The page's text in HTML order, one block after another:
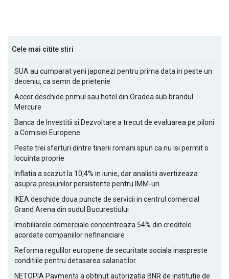
Cele mai citite stiri
SUA au cumparat yeni japonezi pentru prima data in peste un
deceniu, ca semn de prietenie
Accor deschide primul sau hotel din Oradea sub brandul
Mercure
Banca de Investitii si Dezvoltare a trecut de evaluarea pe piloni
a Comisiei Europene
Peste trei sferturi dintre tinerii romani spun ca nu isi permit o
locuinta proprie
Inflatia a scazut la 10,4% in iunie, dar analistii avertizeaza
asupra presiunilor persistente pentru IMM-uri
IKEA deschide doua puncte de servicii in centrul comercial
Grand Arena din sudul Bucurestiului
Imobiliarele comerciale concentreaza 54% din creditele
acordate companiilor nefinanciare
Reforma regulilor europene de securitate sociala inaspreste
conditiile pentru detasarea salariatilor
NETOPIA Payments a obtinut autorizatia BNR de institutie de